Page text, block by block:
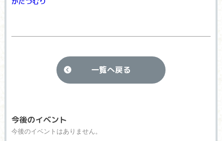
今後のイベント
今後のイベントはありません。
一覧へ戻る